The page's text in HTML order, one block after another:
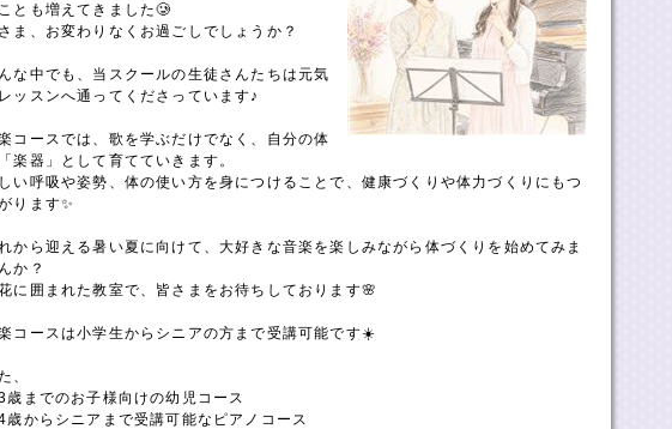
とも増えてきました🥲
ま、お変わりなくお過ごしでしょうか？
な中でも、当スクールの生徒さんたちは元気
ッスンへ通ってくださっています♪
コースでは、歌を学ぶだけでなく、自分の体
楽器」として育てていきます。
い呼吸や姿勢、体の使い方を身につけることで、健康づくりや体力づくりにもつ
ります✨
から迎える暑い夏に向けて、大好きな音楽を楽しみながら体づくりを始めてみま
か？
に囲まれた教室で、皆さまをお待ちしております🌸
コースは小学生からシニアの方まで受講可能です☀️
、
3歳までのお子様向けの幼児コース
4歳からシニアまで受講可能なピアノコース